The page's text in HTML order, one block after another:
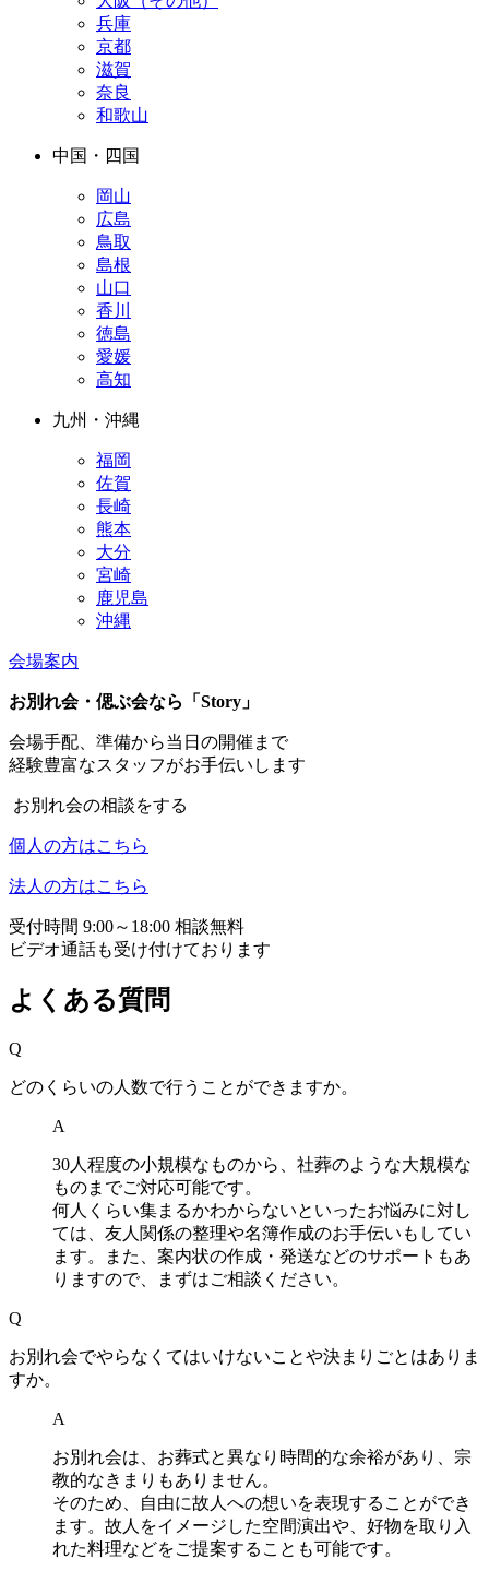
兵庫
京都
滋賀
奈良
和歌山
中国・四国
岡山
広島
鳥取
島根
山口
香川
徳島
愛媛
高知
九州・沖縄
福岡
佐賀
長崎
熊本
大分
宮崎
鹿児島
沖縄
会場案内
お別れ会・偲ぶ会なら「Story」
会場手配、準備から当日の開催まで
経験豊富なスタッフがお手伝いします
お別れ会の相談をする
個人の方はこちら
法人の方はこちら
受付時間 9:00～18:00 相談無料
ビデオ通話も受け付けております
よくある質問
Q
どのくらいの人数で行うことができますか。
A
30人程度の小規模なものから、社葬のような大規模な
ものまでご対応可能です。
何人くらい集まるかわからないといったお悩みに対し
ては、友人関係の整理や名簿作成のお手伝いもしてい
ます。また、案内状の作成・発送などのサポートもあ
りますので、まずはご相談ください。
Q
お別れ会でやらなくてはいけないことや決まりごとはありま
すか。
A
お別れ会は、お葬式と異なり時間的な余裕があり、宗
教的なきまりもありません。
そのため、自由に故人への想いを表現することができ
ます。故人をイメージした空間演出や、好物を取り入
れた料理などをご提案することも可能です。